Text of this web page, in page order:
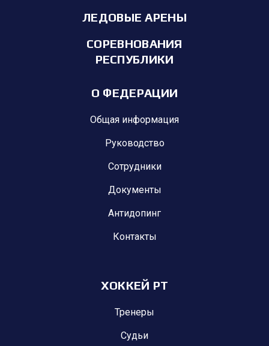
ЛЕДОВЫЕ АРЕНЫ
СОРЕВНОВАНИЯ
РЕСПУБЛИКИ
О ФЕДЕРАЦИИ
Общая информация
Руководство
Сотрудники
Документы
Антидопинг
Контакты
ХОККЕЙ РТ
Тренеры
Судьи